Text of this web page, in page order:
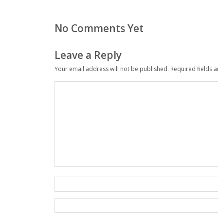
No Comments Yet
Leave a Reply
Your email address will not be published. Required fields